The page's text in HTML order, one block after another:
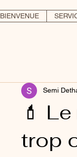
BIENVENUE
💄
trop
Semi